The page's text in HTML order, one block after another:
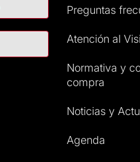
Preguntas
Atención al
Normativa y
compra
Noticias y
Agenda